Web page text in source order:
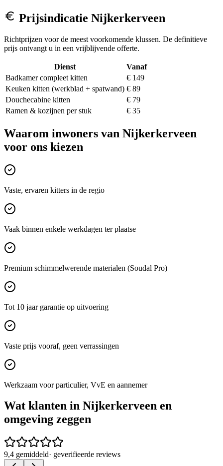
Prijsindicatie Nijkerkerveen
Richtprijzen voor de meest voorkomende klussen. De definitieve
prijs ontvangt u in een vrijblijvende offerte.
Dienst
Vanaf
Badkamer compleet kitten
€ 149
Keuken kitten (werkblad + spatwand) € 89
Douchecabine kitten
€ 79
Ramen & kozijnen per stuk
€ 35
Waarom inwoners van Nijkerkerveen
voor ons kiezen
Vaste, ervaren kitters in de regio
Vaak binnen enkele werkdagen ter plaatse
Premium schimmelwerende materialen (Soudal Pro)
Tot 10 jaar garantie op uitvoering
Vaste prijs vooraf, geen verrassingen
Werkzaam voor particulier, VvE en aannemer
Wat klanten in Nijkerkerveen en
omgeving zeggen
9,4 gemiddeld· geverifieerde reviews